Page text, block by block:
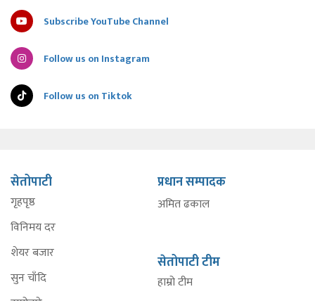
Subscribe YouTube Channel
Follow us on Instagram
Follow us on Tiktok
सेतोपाटी
गृहपृष्ठ
विनिमय दर
शेयर बजार
सुन चाँदि
प्रधान सम्पादक
अमित ढकाल
सेतोपाटी टीम
हाम्रो टीम